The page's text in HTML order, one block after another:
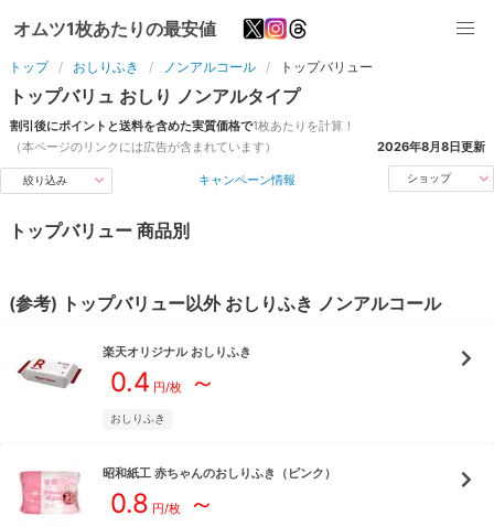
オムツ1枚あたりの最安値
トップ おしりふき ノンアルコール トップバリュー
トップバリュ おしり ノンアルタイプ
割引後にポイントと送料を含めた実質価格で1枚あたりを計算！
（本ページのリンクには広告が含まれています）
2026年8月8日更新
絞り込み キャンペーン情報 ショップ
トップバリュー 商品別
(参考) トップバリュー以外 おしりふき ノンアルコール
楽天オリジナル おしりふき
0.4 円/枚～
おしりふき
昭和紙工 赤ちゃんのおしりふき（ピンク）
0.8 円/枚～